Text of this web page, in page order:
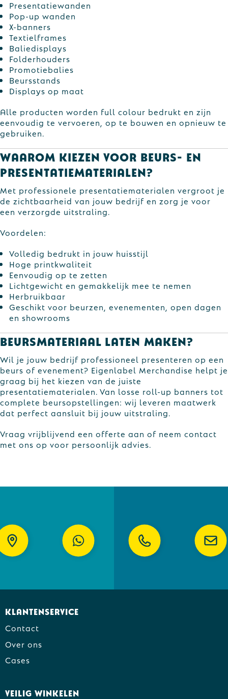
Presentatiewanden
Pop-up wanden
X-banners
Textielframes
Baliedisplays
Folderhouders
Promotiebalies
Beursstands
Displays op maat
Alle producten worden full colour bedrukt en zijn
eenvoudig te vervoeren, op te bouwen en opnieuw te
gebruiken.
Waarom kiezen voor beurs- en
presentatiematerialen?
Met professionele presentatiematerialen vergroot je
de zichtbaarheid van jouw bedrijf en zorg je voor
een verzorgde uitstraling.
Voordelen:
Volledig bedrukt in jouw huisstijl
Hoge printkwaliteit
Eenvoudig op te zetten
Lichtgewicht en gemakkelijk mee te nemen
Herbruikbaar
Geschikt voor beurzen, evenementen, open dagen
en showrooms
Beursmateriaal laten maken?
Wil je jouw bedrijf professioneel presenteren op een
beurs of evenement? Eigenlabel Merchandise helpt je
graag bij het kiezen van de juiste
presentatiematerialen. Van losse roll-up banners tot
complete beursopstellingen: wij leveren maatwerk
dat perfect aansluit bij jouw uitstraling.
Vraag vrijblijvend een offerte aan of neem contact
met ons op voor persoonlijk advies.
Klantenservice
Contact
Over ons
Cases
Veilig winkelen